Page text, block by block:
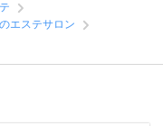
エステサロン